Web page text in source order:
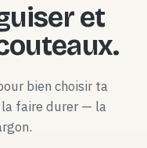
et
bien choisir ta
faire durer — la